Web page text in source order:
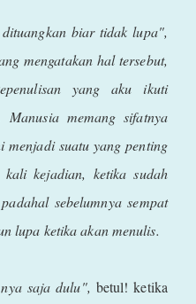
biar tidak lupa",
mengatakan hal tersebut,
yang aku ikuti
Manusia memang sifatnya
menjadi suatu yang penting
kali kejadian, ketika sudah
sebelumnya sempat
lupa ketika akan menulis.
saja dulu", betul! ketika